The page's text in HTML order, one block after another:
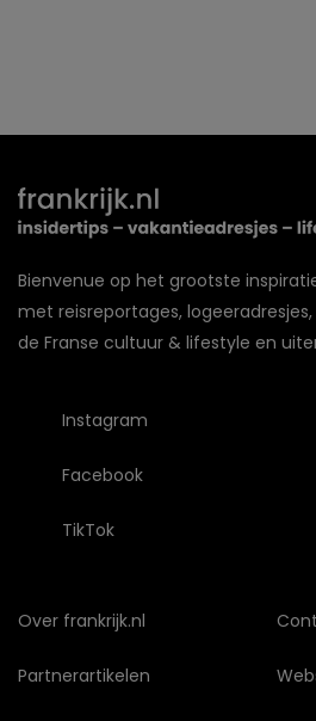
Bienvenue op het grootste
met reisreportages,
de Franse cultuur & lifestyle en
Instagram
Facebook
TikTok
Over frankrijk.nl
Partnerartikelen